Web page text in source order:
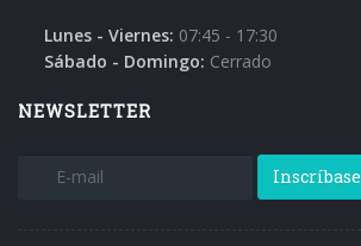
Lunes - Viernes: 07:45 - 17:30
Sábado - Domingo: Cerrado
NEWSLETTER
Inscríbase